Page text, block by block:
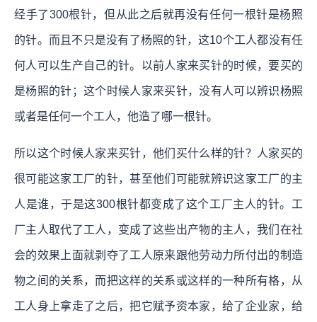
经手了300根针，但从此之后就再没有任何一根针是杨照
的针。而且不只是没有了杨照的针，这10个工人都没有任
何人可以生产自己的针。以前人家来买针的时候，要买的
是杨照的针；这个时候人家来买针，没有人可以辨识杨照
或者是任何一个工人，他造了哪一根针。
所以这个时候人家来买针，他们买什么样的针？人家买的
很可能这家工厂的针，甚至他们可能就辨识这家工厂的主
人是谁，于是这300根针都变成了这个工厂主人的针。工
厂主人取代了工人，变成了这些出产物的主人，我们在社
会的效果上面就剥夺了工人原来跟他劳动力所付出的制造
物之间的关系，而把这样的关系或这样的一种所有格，从
工人身上拿走了之后，把它赋予资本家，给了企业家，给